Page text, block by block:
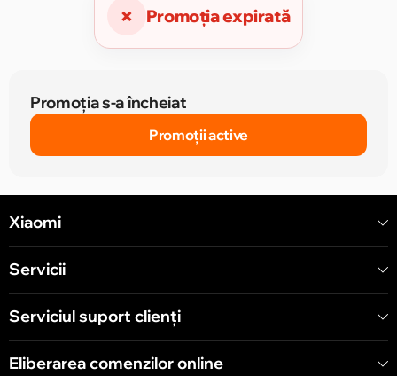
×
Promoția expirată
Promoția s-a încheiat
Promoții active
Xiaomi
Servicii
Serviciul suport clienţi
Eliberarea comenzilor online